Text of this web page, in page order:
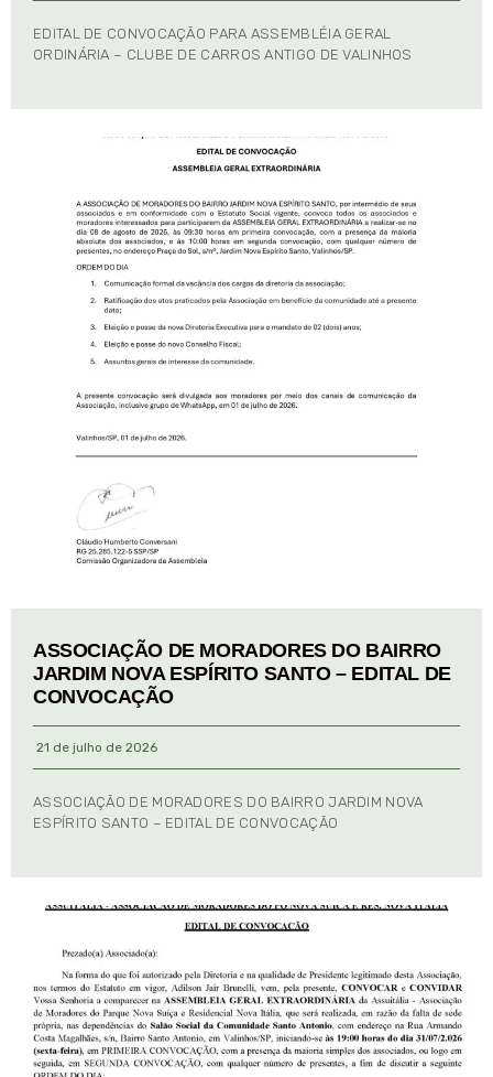
EDITAL DE CONVOCAÇÃO PARA ASSEMBLÉIA GERAL
ORDINÁRIA – CLUBE DE CARROS ANTIGO DE VALINHOS
ASSOCIAÇÃO DE MORADORES DO BAIRRO
JARDIM NOVA ESPÍRITO SANTO – EDITAL DE
CONVOCAÇÃO
21 de julho de 2026
ASSOCIAÇÃO DE MORADORES DO BAIRRO JARDIM NOVA
ESPÍRITO SANTO – EDITAL DE CONVOCAÇÃO